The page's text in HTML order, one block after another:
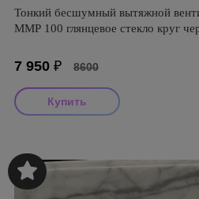
Тонкий бесшумный вытяжной
ММР 100 глянцевое стекло круг
7 950 ₽ 8600